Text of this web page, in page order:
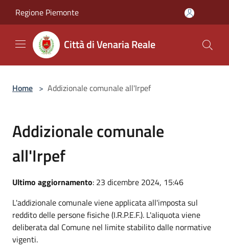
Regione Piemonte
Città di Venaria Reale
Home > Addizionale comunale all'Irpef
Addizionale comunale
all'Irpef
Ultimo aggiornamento: 23 dicembre 2024, 15:46
L'addizionale comunale viene applicata all'imposta sul
reddito delle persone fisiche (I.R.P.E.F.). L'aliquota viene
deliberata dal Comune nel limite stabilito dalle normative
vigenti.